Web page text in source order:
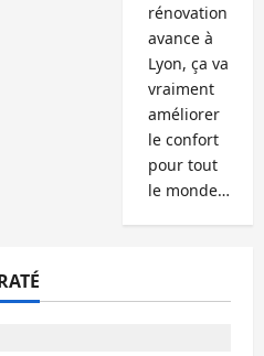
rénovation
avance à
Lyon, ça va
vraiment
améliorer
le confort
pour tout
le monde…
L'avis des courtiers